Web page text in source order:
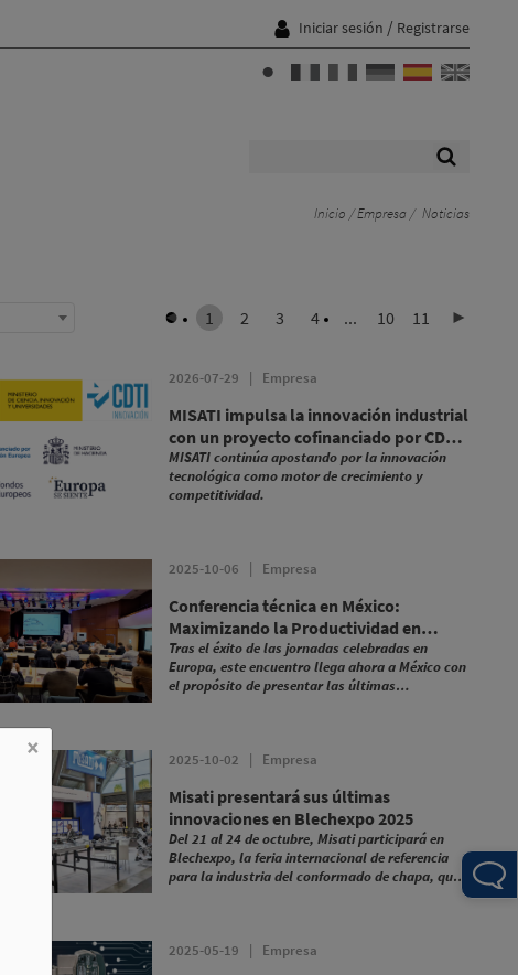
Iniciar sesión / Registrarse
Inicio Empresa Noticias
1 2 3 4 ... 10 11
2026-07-29 | Empresa
MISATI impulsa la innovación industrial
con un proyecto cofinanciado por CDTI
y los fondos FEDER
MISATI continúa apostando por la innovación
tecnológica como motor de crecimiento y
competitividad.
2025-10-06 | Empresa
Conferencia técnica en México:
Maximizando la Productividad en
Prensas Transfer
Tras el éxito de las jornadas celebradas en
Europa, este encuentro llega ahora a México con
el propósito de presentar las últimas
2025-10-02 | Empresa
Misati presentará sus últimas
innovaciones en Blechexpo 2025
Del 21 al 24 de octubre, Misati participará en
Blechexpo, la feria internacional de referencia
para la industria del conformado de chapa, que
2025-05-19 | Empresa
×